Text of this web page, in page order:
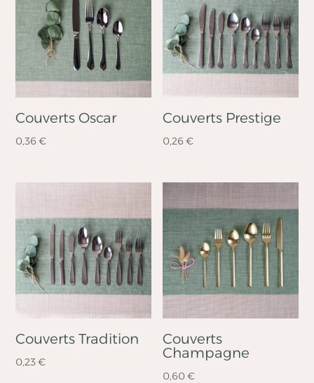
Couverts Oscar
0,36€
Couverts Prestige
0,26€
Couverts Tradition
0,23€
Couverts
Champagne
0,60€